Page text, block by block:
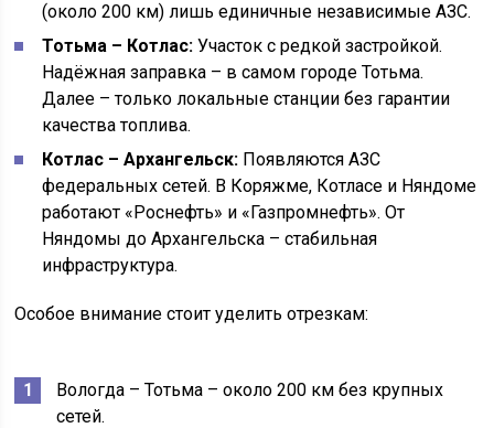
(около 200 км) лишь единичные независимые АЗС.
Тотьма – Котлас: Участок с редкой застройкой.
Надёжная заправка – в самом городе Тотьма.
Далее – только локальные станции без гарантии
качества топлива.
Котлас – Архангельск: Появляются АЗС
федеральных сетей. В Коряжме, Котласе и Няндоме
работают «Роснефть» и «Газпромнефть». От
Няндомы до Архангельска – стабильная
инфраструктура.
Особое внимание стоит уделить отрезкам:
Вологда – Тотьма – около 200 км без крупных
сетей.